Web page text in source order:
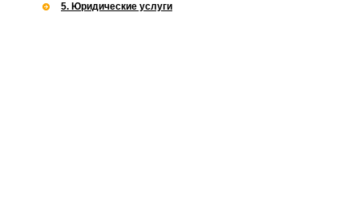
5. Юридические услуги